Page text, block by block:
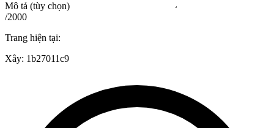
Mô tả (tùy chọn)
/2000
Trang hiện tại:
Xây: 1b27011c9